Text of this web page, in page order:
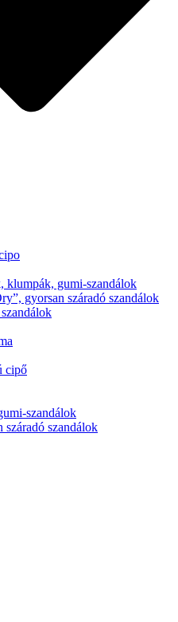
klumpák, gumi-szandálok
gyorsan száradó szandálok
cipő
szandálok
szandálok